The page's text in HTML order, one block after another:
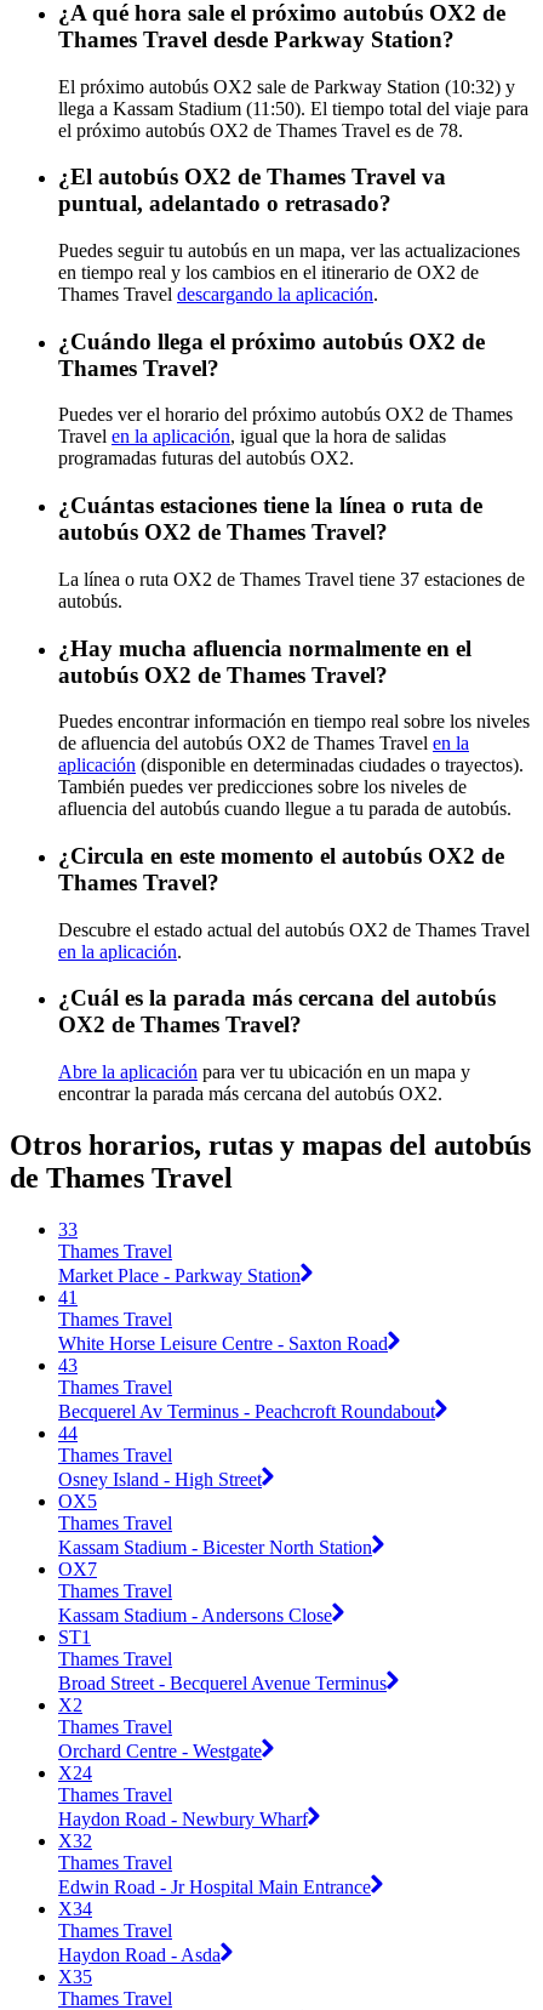
¿A qué hora sale el próximo autobús OX2 de
Thames Travel desde Parkway Station?
El próximo autobús OX2 sale de Parkway Station (10:32) y
llega a Kassam Stadium (11:50). El tiempo total del viaje para
el próximo autobús OX2 de Thames Travel es de 78.
¿El autobús OX2 de Thames Travel va
puntual, adelantado o retrasado?
Puedes seguir tu autobús en un mapa, ver las actualizaciones
en tiempo real y los cambios en el itinerario de OX2 de
Thames Travel descargando la aplicación.
¿Cuándo llega el próximo autobús OX2 de
Thames Travel?
Puedes ver el horario del próximo autobús OX2 de Thames
Travel en la aplicación, igual que la hora de salidas
programadas futuras del autobús OX2.
¿Cuántas estaciones tiene la línea o ruta de
autobús OX2 de Thames Travel?
La línea o ruta OX2 de Thames Travel tiene 37 estaciones de
autobús.
¿Hay mucha afluencia normalmente en el
autobús OX2 de Thames Travel?
Puedes encontrar información en tiempo real sobre los niveles
de afluencia del autobús OX2 de Thames Travel en la
aplicación (disponible en determinadas ciudades o trayectos).
También puedes ver predicciones sobre los niveles de
afluencia del autobús cuando llegue a tu parada de autobús.
¿Circula en este momento el autobús OX2 de
Thames Travel?
Descubre el estado actual del autobús OX2 de Thames Travel
en la aplicación.
¿Cuál es la parada más cercana del autobús
OX2 de Thames Travel?
Abre la aplicación para ver tu ubicación en un mapa y
encontrar la parada más cercana del autobús OX2.
Otros horarios, rutas y mapas del autobús
de Thames Travel
33
Thames Travel
Market Place - Parkway Station
41
Thames Travel
White Horse Leisure Centre - Saxton Road
43
Thames Travel
Becquerel Av Terminus - Peachcroft Roundabout
44
Thames Travel
Osney Island - High Street
OX5
Thames Travel
Kassam Stadium - Bicester North Station
OX7
Thames Travel
Kassam Stadium - Andersons Close
ST1
Thames Travel
Broad Street - Becquerel Avenue Terminus
X2
Thames Travel
Orchard Centre - Westgate
X24
Thames Travel
Haydon Road - Newbury Wharf
X32
Thames Travel
Edwin Road - Jr Hospital Main Entrance
X34
Thames Travel
Haydon Road - Asda
X35
Thames Travel